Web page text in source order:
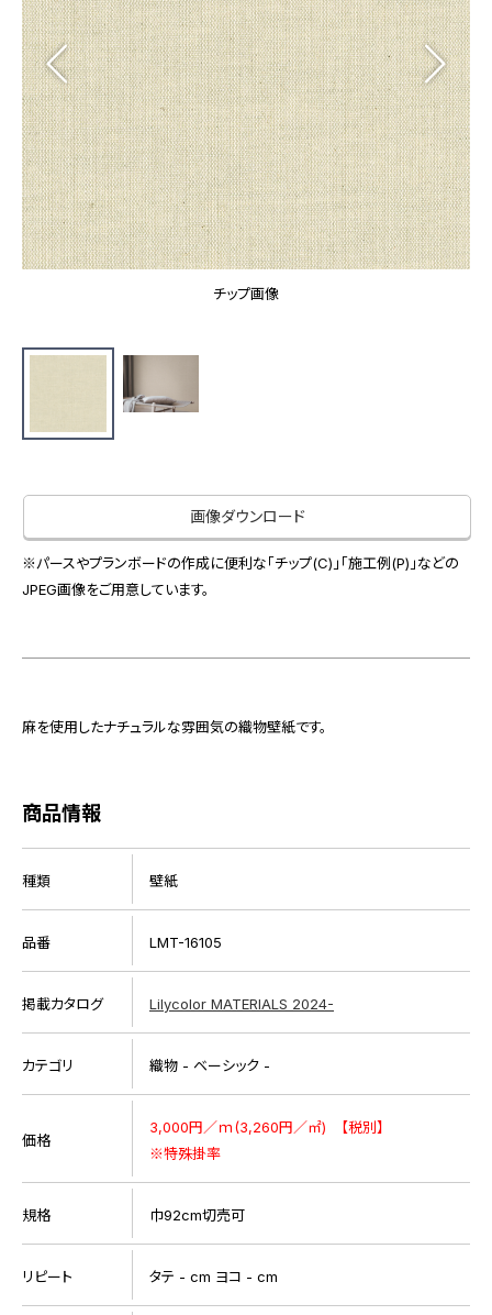
ブランド・コレクション
Lilycolor Coordinate 着せ替えシミュレーション
カーテン
床材
サステナブル商品
ノンワックス床タイル
壁紙機能性ガイド
施工事例 トップ
医療・福祉施設
ホテル・オフィス・店舗
モデルハウス
新築戸建・マンション
#リリカラのある暮らし
リリカラノート
ショールーム
ショールーム トップ
東京ショールーム
大阪ショールーム
お客様サポート
お客様サポート トップ
動画一覧
お問い合わせ（一般のお客様）
非住宅案件に関するお問い合わせ
インテリア事業
スペースソリューション事業
オフィスソリューション事業
ファシリティソリューション事業
会社情報
会社情報
チップ画像
画像ダウンロード
※パースやプランボードの作成に便利な「チップ(C)」「施工例(P)」などの
JPEG画像をご用意しています。
麻を使用したナチュラルな雰囲気の織物壁紙です。
商品情報
種類 壁紙
品番 LMT-16105
掲載カタログ Lilycolor MATERIALS 2024-
カテゴリ 織物 - ベーシック -
価格
3,000円／ｍ(3,260円／㎡) 【税別】
※特殊掛率
規格 巾92cm切売可
リピート タテ - cm ヨコ - cm